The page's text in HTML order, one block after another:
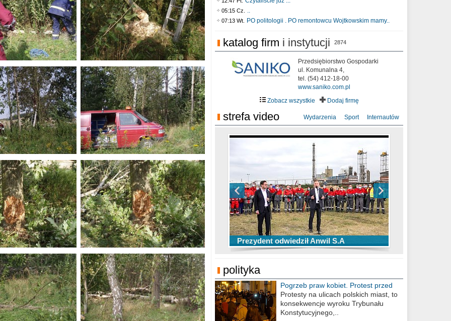
05:15 Cz. ..
07:13 Wt. PO politologii . PO remontowcu Wojtkowskim mamy..
katalog firm i instytucji 2874
Przedsiębiorstwo Gospodarki
ul. Komunalna 4,
tel. (54) 412-18-00
www.saniko.com.pl
Zobacz wszystkie
Dodaj firmę
strefa video Wydarzenia Sport Internautów
Prezydent odwiedził Anwil S.A
TOP 10 przechwytów Anwilu Włocławek
w EBL w sezonie 2019/2020
TOP 5 rzutów Anwilu Włocławek w BCL
w sezonie 2019/2020
Ni To Ponk - W oczach mamy strach
sixf33t .Last Year DRONE FOOTAGE
Włocławek
XXIII Sesja Rady Miasta Włocławek VIII
kadencji w dniu 09.06.2020 r.
polityka
Pogrzeb praw kobiet. Protest przed
biurem poselskim PiS
Protesty na ulicach polskich miast, to
konsekwencje wyroku Trybunału
Konstytucyjnego,..